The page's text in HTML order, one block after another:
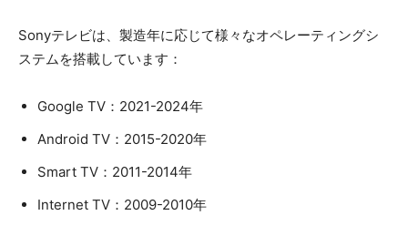
Sonyテレビは、製造年に応じて様々なオペレーティングシ
ステムを搭載しています：
Google TV：2021-2024年
Android TV：2015-2020年
Smart TV：2011-2014年
Internet TV：2009-2010年